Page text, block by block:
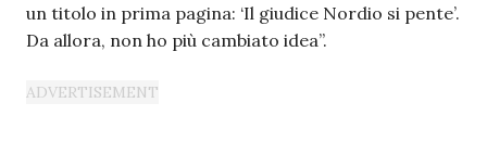
un titolo in prima pagina: ‘Il giudice Nordio si pente’.
Da allora, non ho più cambiato idea”.